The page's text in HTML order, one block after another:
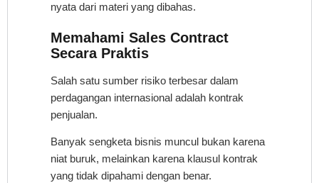
nyata dari materi yang dibahas.
Memahami Sales Contract
Secara Praktis
Salah satu sumber risiko terbesar dalam
perdagangan internasional adalah kontrak
penjualan.
Banyak sengketa bisnis muncul bukan karena
niat buruk, melainkan karena klausul kontrak
yang tidak dipahami dengan benar.